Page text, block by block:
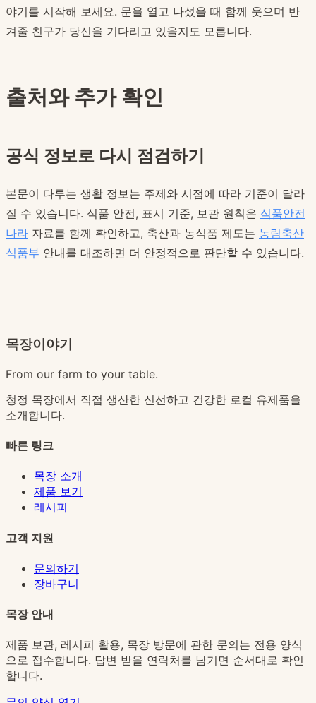
야기를 시작해 보세요. 문을 열고 나섰을 때 함께 웃으며 반
겨줄 친구가 당신을 기다리고 있을지도 모릅니다.
출처와 추가 확인
공식 정보로 다시 점검하기
본문이 다루는 생활 정보는 주제와 시점에 따라 기준이 달라
질 수 있습니다. 식품 안전, 표시 기준, 보관 원칙은 식품안전
나라 자료를 함께 확인하고, 축산과 농식품 제도는 농림축산
식품부 안내를 대조하면 더 안정적으로 판단할 수 있습니다.
목장이야기
From our farm to your table.
청정 목장에서 직접 생산한 신선하고 건강한 로컬 유제품을
소개합니다.
빠른 링크
목장 소개
제품 보기
레시피
고객 지원
문의하기
장바구니
목장 안내
제품 보관, 레시피 활용, 목장 방문에 관한 문의는 전용 양식
으로 접수합니다. 답변 받을 연락처를 남기면 순서대로 확인
합니다.